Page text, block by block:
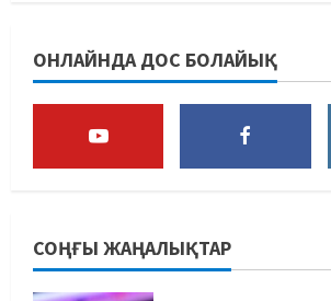
ОНЛАЙНДА ДОС БОЛАЙЫҚ
СОҢҒЫ ЖАҢАЛЫҚТАР
құрамасының бас
тағайындалды
1 07/08/2026